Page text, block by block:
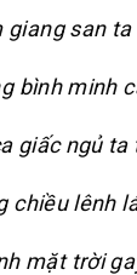
san ta
minh
giấc ngủ ta
lênh
mặt trời